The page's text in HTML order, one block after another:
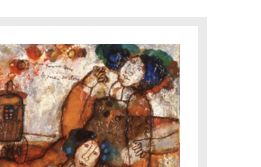
INTIMATE
RAISONNÉ
E-SHOP